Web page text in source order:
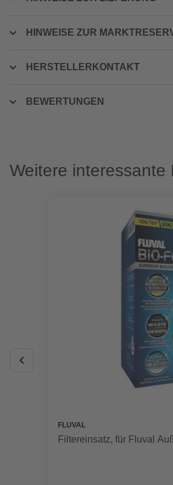
HINWEISE ZUR
HERSTELLERKONTAKT
BEWERTUNGEN
Weitere interessante
FLUVAL
Filtereinsatz, für Fluval